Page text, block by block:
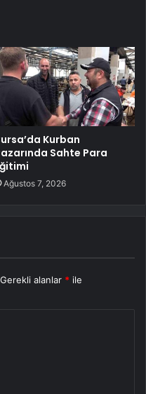
Kurban
Sahte Para
Ağustos 7, 2026
Gerekli alanlar * ile